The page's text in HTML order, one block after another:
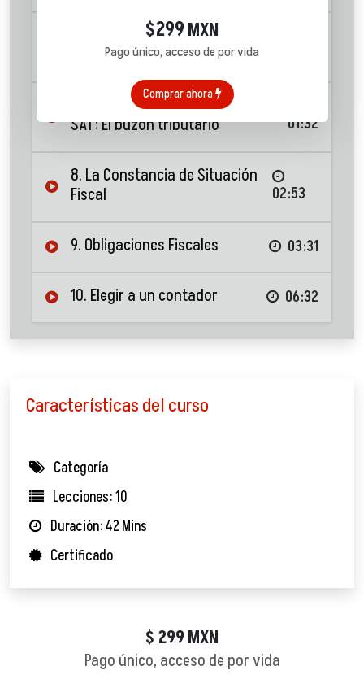
6. Paso 4 para darse de alta en el
SAT: La firma electrónica
7. Paso 5 para darse de alta en el
SAT: El buzón tributario
01:32
8. La Constancia de Situación
Fiscal
02:53
9. Obligaciones Fiscales 03:31
10. Elegir a un contador 06:32
$299 MXN
Pago único, acceso de por vida
Comprar ahora
Características del curso
Categoría
Lecciones: 10
Duración: 42 Mins
Certificado
$ 299 MXN
Pago único, acceso de por vida